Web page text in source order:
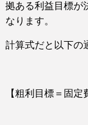
拠ある利益目標が
なります。
計算式だと以下の
【粗利目標＝固定